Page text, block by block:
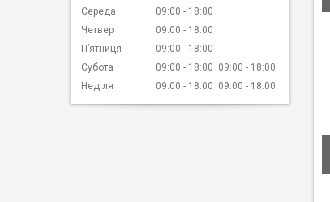
Середа
09:00
18:00
Четвер
09:00
18:00
Пʼятниця
09:00
18:00
Субота
09:00 18:00 09:00
18:00
Неділя
09:00 18:00 09:00 18:00